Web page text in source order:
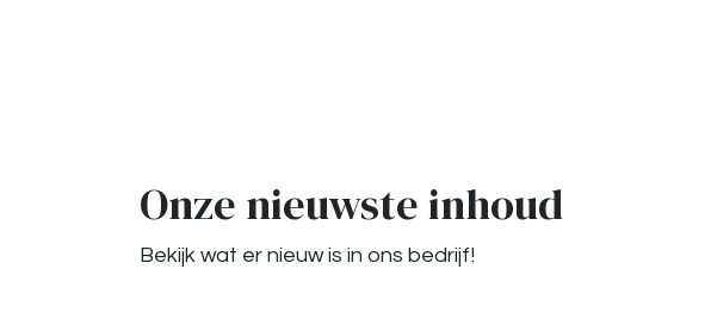
Onze nieuwste inhoud
Bekijk wat er nieuw is in ons bedrijf!